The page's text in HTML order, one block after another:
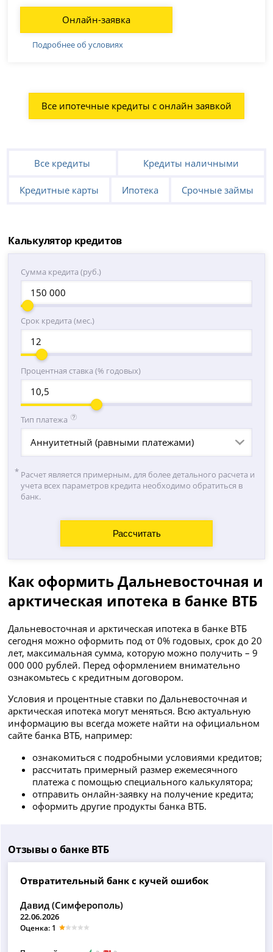
Онлайн-заявка
Подробнее об условиях
Все ипотечные кредиты с онлайн заявкой
Все кредиты Кредиты наличными
Кредитные карты Ипотека Срочные займы
Калькулятор кредитов
Сумма кредита (руб.)
Срок кредита (мес.)
Процентная ставка (% годовых)
Тип платежа
Аннуитетный (равными платежами)
Расчет является примерным, для более детального расчета и
учета всех параметров кредита необходимо обратиться в
банк.
Как оформить Дальневосточная и
арктическая ипотека в банке ВТБ
Дальневосточная и арктическая ипотека в банке ВТБ
сегодня можно оформить под от 0% годовых, срок до 20
лет, максимальная сумма, которую можно получить – 9
000 000 рублей. Перед оформлением внимательно
ознакомьтесь с кредитным договором.
Условия и процентные ставки по Дальневосточная и
арктическая ипотека могут меняться. Всю актуальную
информацию вы всегда можете найти на официальном
сайте банка ВТБ, например:
ознакомиться с подробными условиями кредитов;
рассчитать примерный размер ежемесячного
платежа с помощью специального калькулятора;
отправить онлайн-заявку на получение кредита;
оформить другие продукты банка ВТБ.
Отзывы о банке ВТБ
Отвратительный банк с кучей ошибок
Давид (Симферополь)
22.06.2026
Оценка: 1